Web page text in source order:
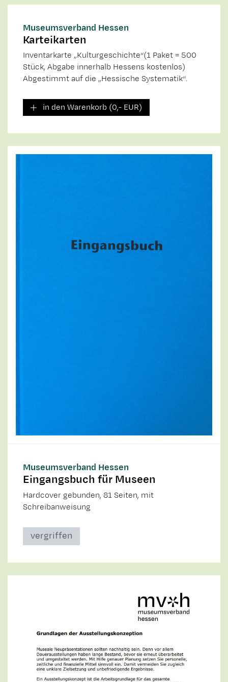
Museumsverband Hessen
Karteikarten
Inventarkarte „Kulturgeschichte“(1 Paket = 500
Stück, Abgabe innerhalb Hessens kostenlos)
Abgestimmt auf die „Hessische Systematik“.
in den Warenkorb (0,- EUR)
Museumsverband Hessen
Eingangsbuch für Museen
Hardcover gebunden, 81 Seiten, mit
Schreibanweisung
vergriffen